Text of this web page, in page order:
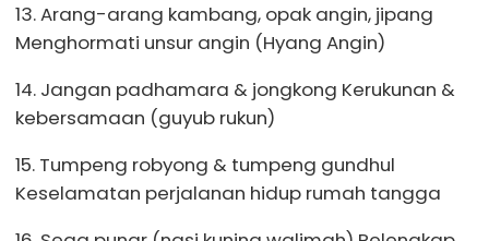
13. Arang-arang kambang, opak angin, jipang
Menghormati unsur angin (Hyang Angin)
14. Jangan padhamara & jongkong Kerukunan &
kebersamaan (guyub rukun)
15. Tumpeng robyong & tumpeng gundhul
Keselamatan perjalanan hidup rumah tangga